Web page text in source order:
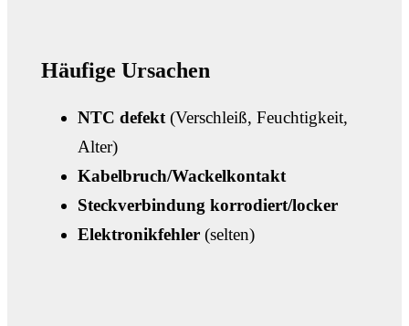
Häufige Ursachen
NTC defekt (Verschleiß, Feuchtigkeit,
Alter)
Kabelbruch/Wackelkontakt
Steckverbindung korrodiert/locker
Elektronikfehler (selten)